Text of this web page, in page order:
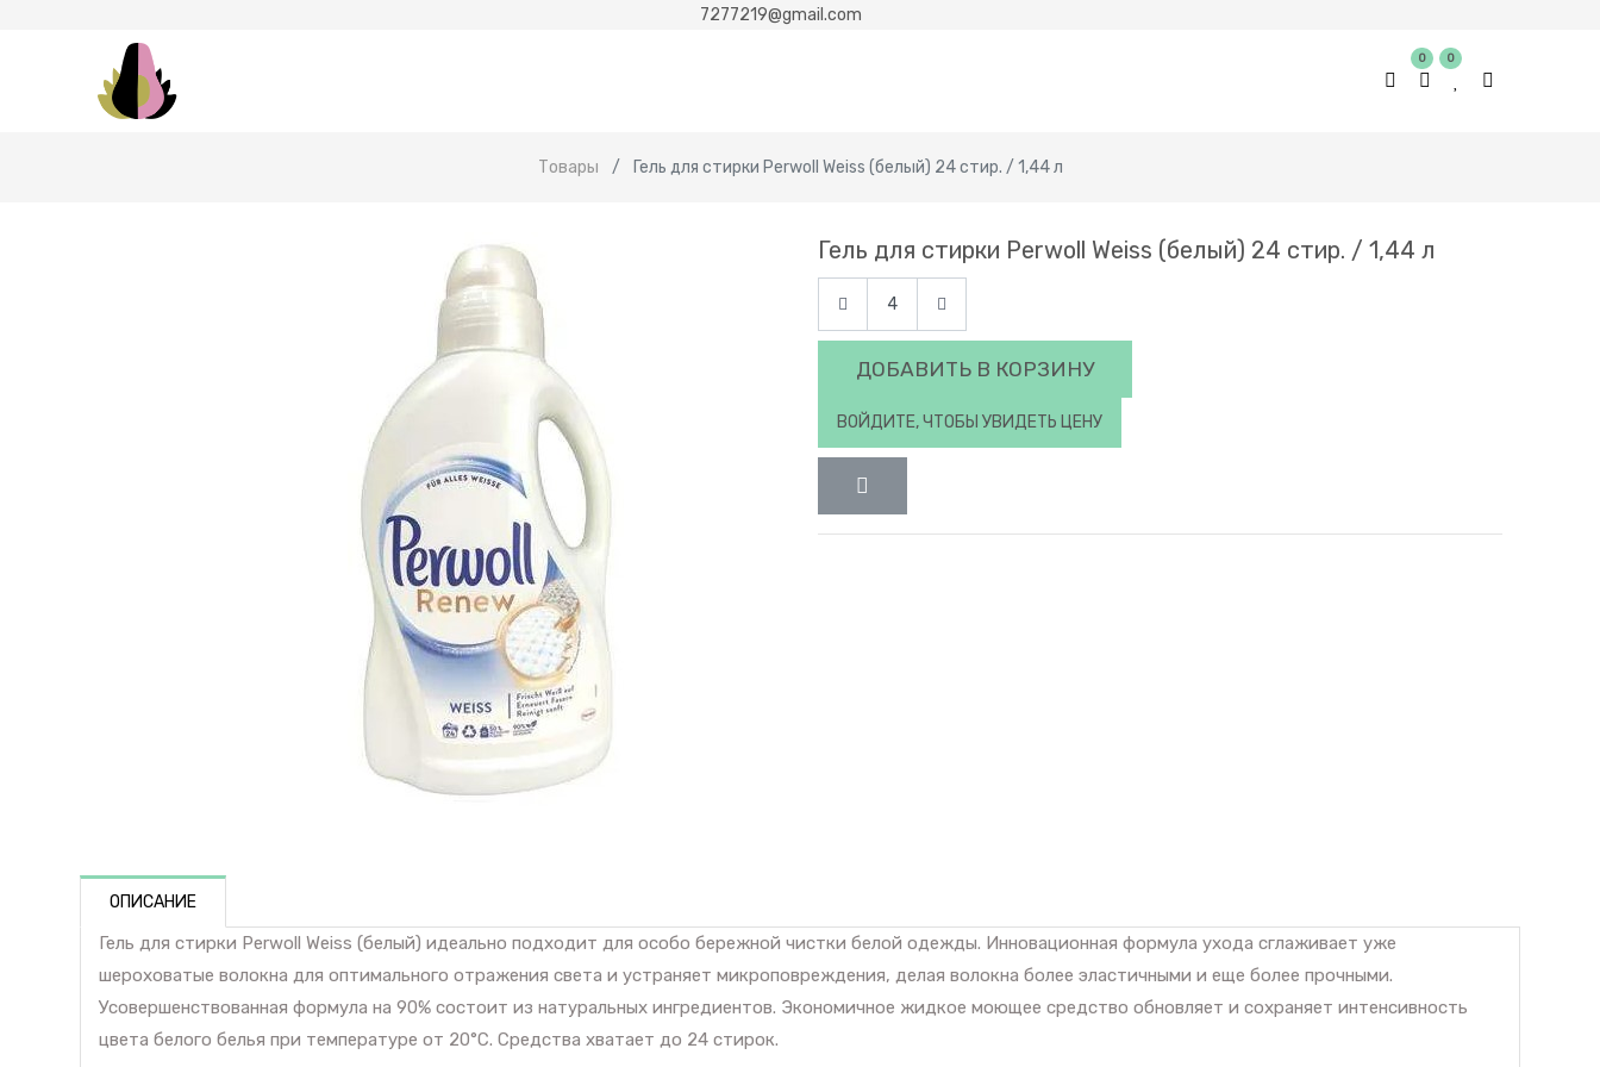
7277219@gmail.com
0 0
Товары Гель для стирки Perwoll Weiss (белый) 24 стир. / 1,44 л
Гель для стирки Perwoll Weiss (белый) 24 стир. / 1,44 л
ДОБАВИТЬ В КОРЗИНУ
ВОЙДИТЕ, ЧТОБЫ УВИДЕТЬ ЦЕНУ
ОПИСАНИЕ
Гель для стирки Perwoll Weiss (белый) идеально подходит для особо бережной чистки белой одежды. Инновационная формула ухода сглаживает уже
шероховатые волокна для оптимального отражения света и устраняет микроповреждения, делая волокна более эластичными и еще более прочными.
Усовершенствованная формула на 90% состоит из натуральных ингредиентов. Экономичное жидкое моющее средство обновляет и сохраняет интенсивность
цвета белого белья при температуре от 20°C. Средства хватает до 24 стирок.